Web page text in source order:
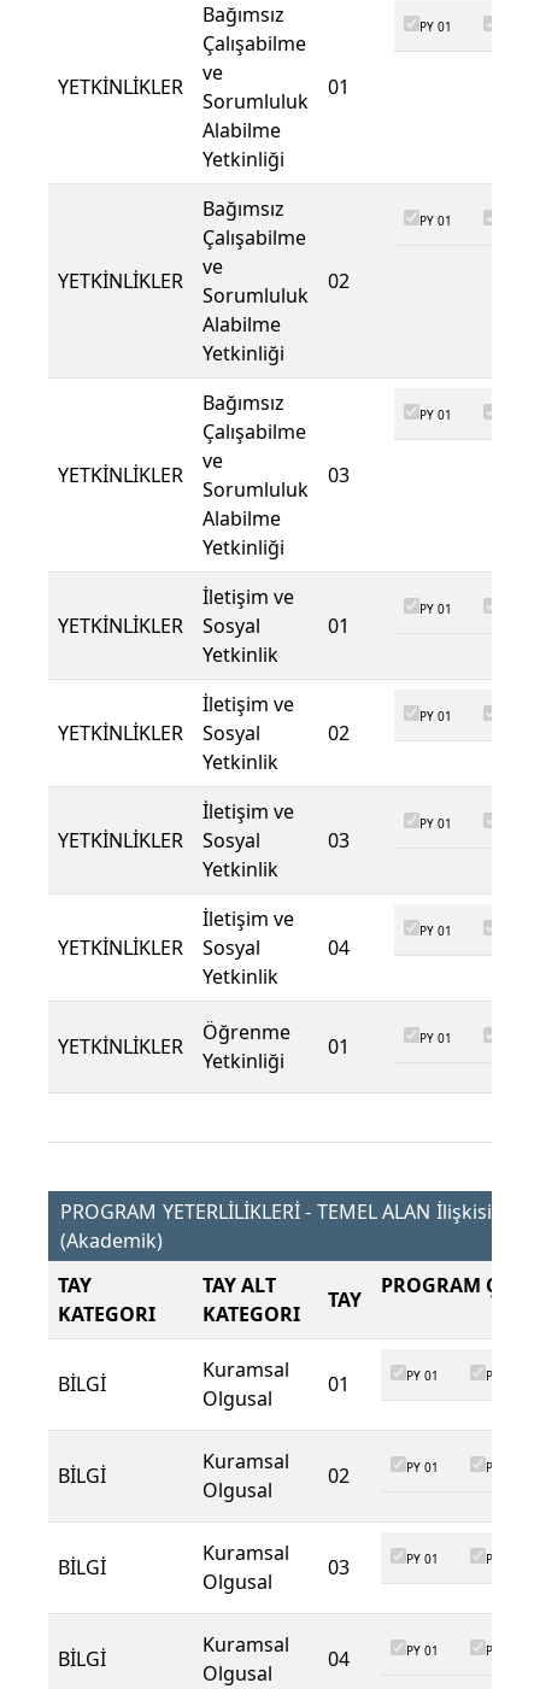
YETKİNLİKLER
Bağımsız
Çalışabilme
ve
Sorumluluk
Alabilme
Yetkinliği
01
PY 01
YETKİNLİKLER
Bağımsız
Çalışabilme
ve
Sorumluluk
Alabilme
Yetkinliği
02
PY 01
YETKİNLİKLER
Bağımsız
Çalışabilme
ve
Sorumluluk
Alabilme
Yetkinliği
03
PY 01
YETKİNLİKLER
İletişim ve
Sosyal
Yetkinlik
01
PY 01
YETKİNLİKLER
İletişim ve
Sosyal
Yetkinlik
02
PY 01
YETKİNLİKLER
İletişim ve
Sosyal
Yetkinlik
03
PY 01
YETKİNLİKLER
İletişim ve
Sosyal
Yetkinlik
04
PY 01
YETKİNLİKLER
Öğrenme
Yetkinliği
01 PY 01
PROGRAM YETERLİLİKLERİ - TEMEL ALAN İlişkisi
(Akademik)
TAY
KATEGORI
TAY ALT
KATEGORI
TAY
PROGRAM
BİLGİ
Kuramsal
Olgusal
01 PY 01 PY 02
BİLGİ
Kuramsal
Olgusal
02 PY 01 PY 02
BİLGİ
Kuramsal
Olgusal
03 PY 01 PY 02
BİLGİ
Kuramsal
Olgusal
04 PY 01 PY 02